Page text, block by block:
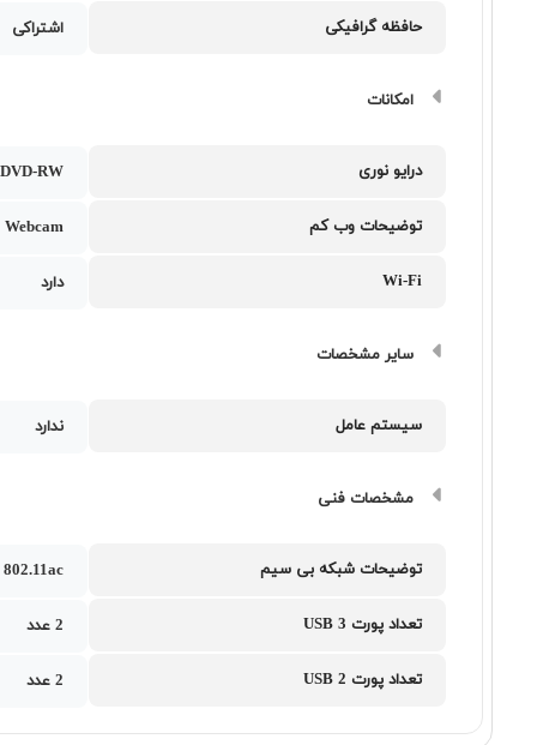
حافظه گرافیکی اشتراکی
امکانات
درایو نوری DVD-RW
توضیحات وب کم
Wi-Fi دارد
سایر مشخصات
سیستم عامل ندارد
مشخصات فنی
توضیحات شبکه بی سیم 802.11ac
تعداد پورت USB 3 2 عدد
تعداد پورت USB 2 2 عدد